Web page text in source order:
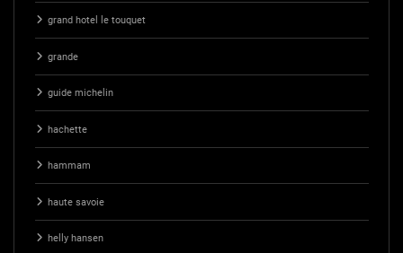
grand hotel le touquet
grande
guide michelin
hachette
hammam
haute savoie
helly hansen